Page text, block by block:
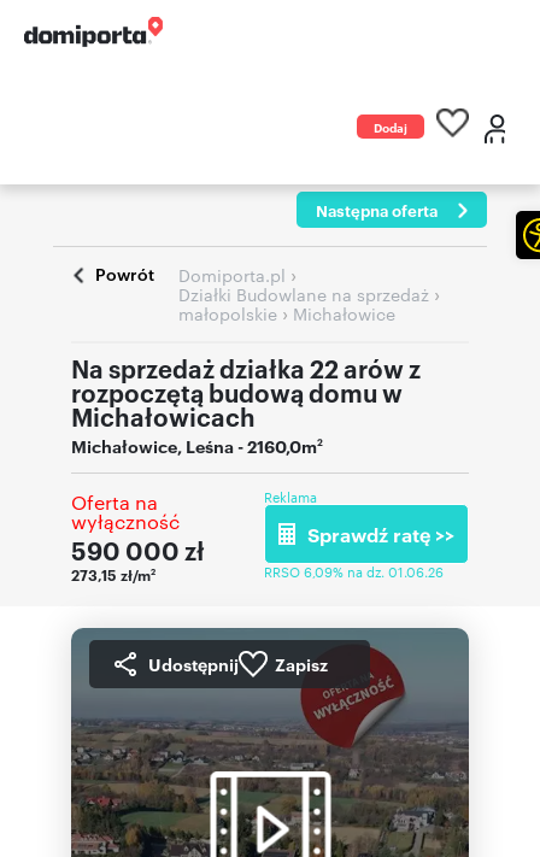
Dodaj
Następna oferta
Powrót Domiporta.pl ›
Działki Budowlane na sprzedaż ›
małopolskie › Michałowice
Na sprzedaż działka 22 arów z
rozpoczętą budową domu w
Michałowicach
Michałowice, Leśna- 2160,0m2
Oferta na
wyłączność
590 000 zł
273,15 zł/m2
Reklama
Sprawdź ratę >>
RRSO 6,09% na dz. 01.06.26
Udostępnij Zapisz